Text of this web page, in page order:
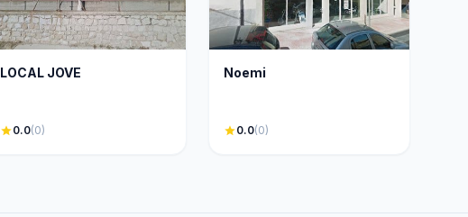
LOCAL JOVE
star0.0(0)
Noemi
star0.0(0)